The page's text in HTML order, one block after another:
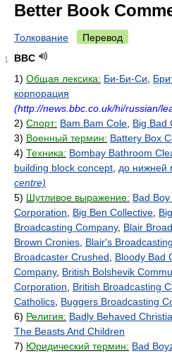
Better Book
Толкование Перевод
1
BBC
1) Общая лексика: Би-Би-Си
корпорация
(http://news.bbc.co.uk/hi/russian/
2) Спорт: Bam Bam Cole Big Bad
3) Военный термин: Battery Box
4) Техника: Bombay Bathroom
building block concept до нижней
centre)
5) Шутливое выражение: Bad
Corporation
Big Ben Collective
Broadcasting Company, Blair
Brown Cronies Blair's
Broadcaster Crushed
Bloody Bad
Company, British Bolshevik
Corporation
British Broadcasting
Catholics Buggers Broadcasting
6) Религия: Badly Behaved
The Beasts And Children
7) Юридический термин: Bad